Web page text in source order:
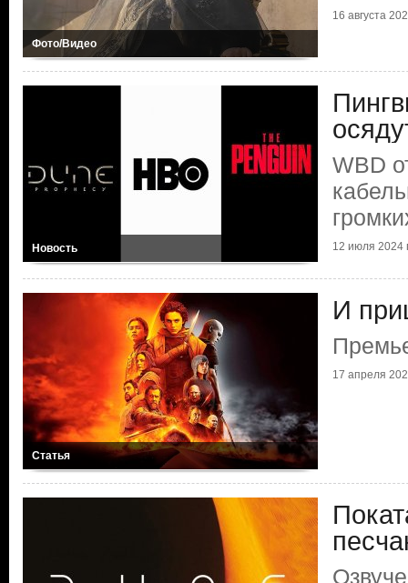
Фото/Видео
16 августа
Новость
WBD
12 июля 2024
Статья
И
17 апреля